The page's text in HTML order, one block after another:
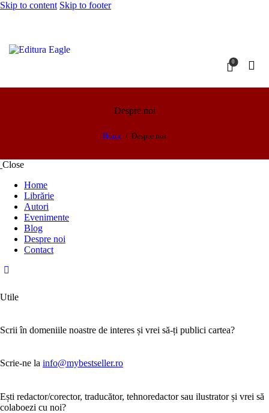
Skip to content Skip to footer
0
Despre noi
Home Despre noi
Close
Home
Librărie
Autori
Evenimente
Blog
Despre noi
Contact
Utile
Scrii în domeniile noastre de interes și vrei să-ți publici cartea?
Scrie-ne la info@mybestseller.ro
Ești redactor/corector, traducător, tehnoredactor sau ilustrator și vrei să
colaboezi cu noi?